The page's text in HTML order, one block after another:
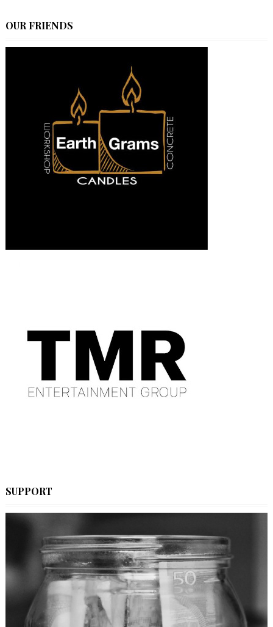
OUR FRIENDS
SUPPORT